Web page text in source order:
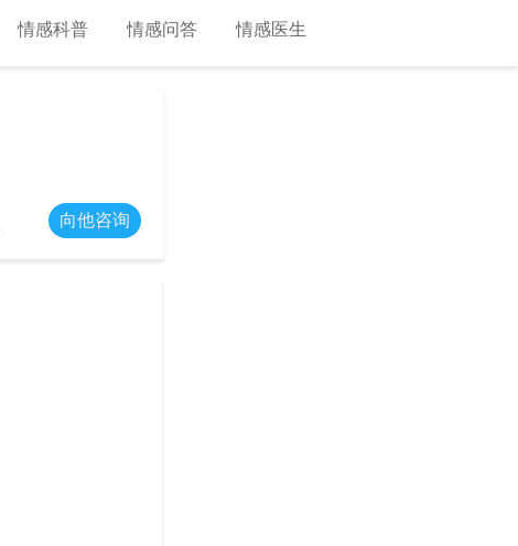
情感科普 情感问答 情感医生
向他咨询